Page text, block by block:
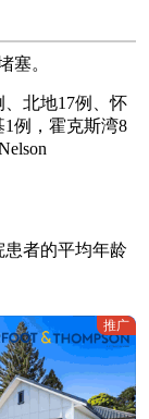
塞。
北地17例、怀
例，霍克斯湾8
者的平均年龄
推广